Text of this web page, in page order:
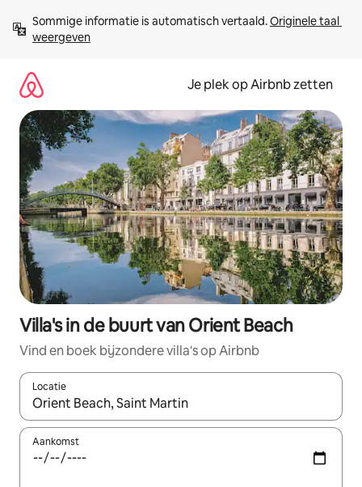
direct
naar
Sommige informatie is automatisch vertaald. Originele taal
weergeven
Je plek op Airbnb zetten
Villa's in de buurt van Orient Beach
Vind en boek bijzondere villa's op Airbnb
Locatie
Wanneer er resultaten beschikbaar zijn, maak je een keuze
Aankomst